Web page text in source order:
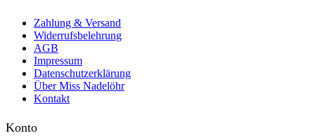
Zahlung & Versand
Widerrufsbelehrung
AGB
Impressum
Datenschutzerklärung
Über Miss Nadelöhr
Kontakt
Konto